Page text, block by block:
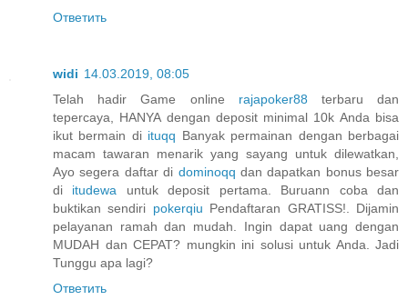
Ответить
widi 14.03.2019, 08:05
Telah hadir Game online rajapoker88 terbaru dan
tepercaya, HANYA dengan deposit minimal 10k Anda bisa
ikut bermain di ituqq Banyak permainan dengan berbagai
macam tawaran menarik yang sayang untuk dilewatkan,
Ayo segera daftar di dominoqq dan dapatkan bonus besar
di itudewa untuk deposit pertama. Buruann coba dan
buktikan sendiri pokerqiu Pendaftaran GRATISS!. Dijamin
pelayanan ramah dan mudah. Ingin dapat uang dengan
MUDAH dan CEPAT? mungkin ini solusi untuk Anda. Jadi
Tunggu apa lagi?
Ответить